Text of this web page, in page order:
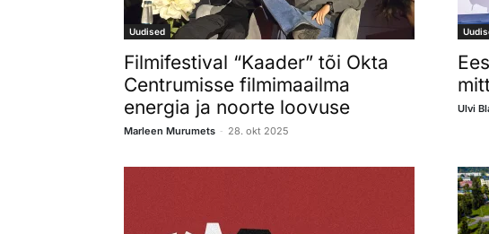
Uudised
Filmifestival “Kaader” tõi Okta
Centrumisse filmimaailma
energia ja noorte loovuse
Marleen Murumets - 28. okt 2025
Ulvi